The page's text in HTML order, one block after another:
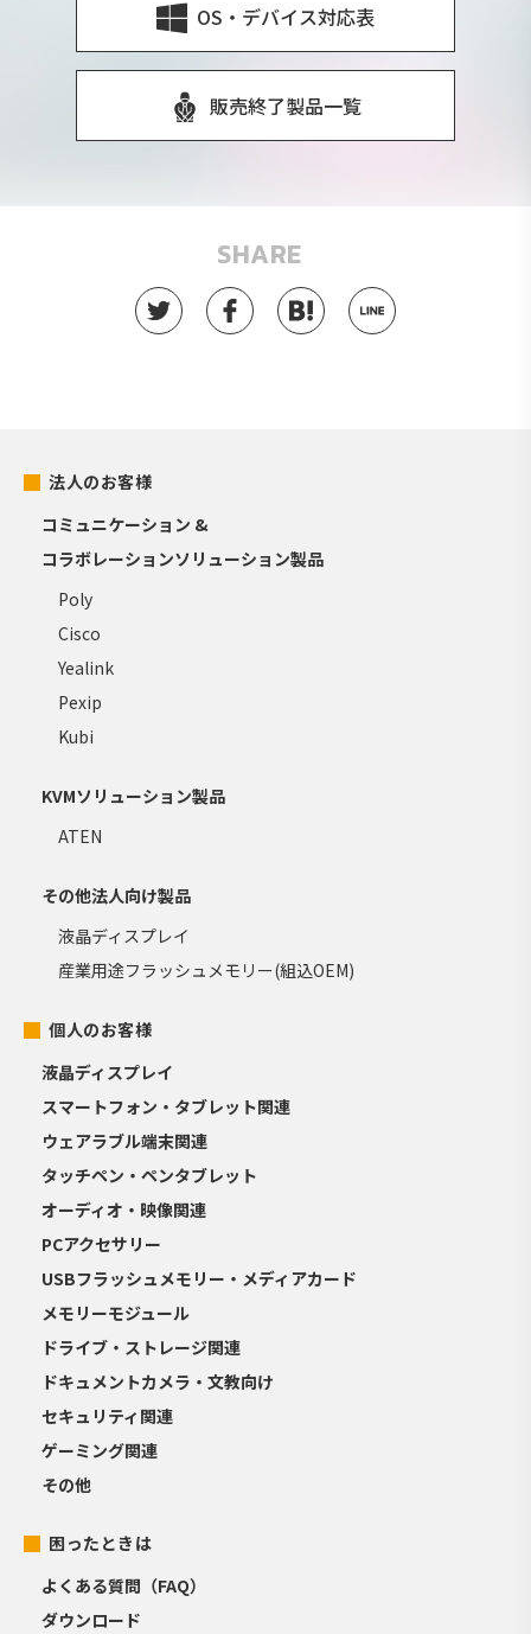
OS・デバイス対応表
販売終了製品一覧
SHARE
法人のお客様
コミュニケーション &
コラボレーションソリューション製品
Poly
Cisco
Yealink
Pexip
Kubi
KVMソリューション製品
ATEN
その他法人向け製品
液晶ディスプレイ
産業用途フラッシュメモリー(組込OEM)
個人のお客様
液晶ディスプレイ
スマートフォン・タブレット関連
ウェアラブル端末関連
タッチペン・ペンタブレット
オーディオ・映像関連
PCアクセサリー
USBフラッシュメモリー・メディアカード
メモリーモジュール
ドライブ・ストレージ関連
ドキュメントカメラ・文教向け
セキュリティ関連
ゲーミング関連
その他
困ったときは
よくある質問（FAQ）
ダウンロード